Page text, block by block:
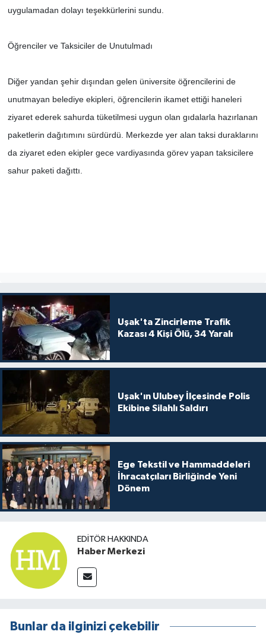
uygulamadan dolayı teşekkürlerini sundu.
Öğrenciler ve Taksiciler de Unutulmadı
Diğer yandan şehir dışından gelen üniversite öğrencilerini de
unutmayan belediye ekipleri, öğrencilerin ikamet ettiği haneleri
ziyaret ederek sahurda tüketilmesi uygun olan gıdalarla hazırlanan
paketlerin dağıtımını sürdürdü. Merkezde yer alan taksi duraklarını
da ziyaret eden ekipler gece vardiyasında görev yapan taksicilere
sahur paketi dağıttı.
Uşak'ta Zincirleme Trafik
Kazası 4 Kişi Ölü, 34 Yaralı
Uşak'ın Ulubey İlçesinde Polis
Ekibine Silahlı Saldırı
Ege Tekstil ve Hammaddeleri
İhracatçıları Birliğinde Yeni
Dönem
EDITÖR HAKKINDA
Haber Merkezi
Bunlar da ilginizi çekebilir